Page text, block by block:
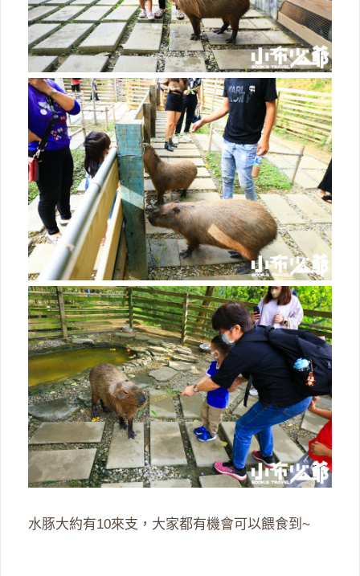
水豚大約有10來支，大家都有機會可以餵食到~